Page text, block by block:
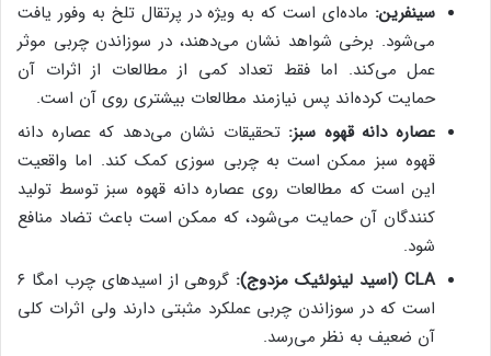
سینفرین: ماده‌ای است که به ویژه در پرتقال تلخ به وفور یافت
می‌شود. برخی شواهد نشان می‌دهند، در سوزاندن چربی موثر
عمل می‌کند. اما فقط تعداد کمی‌ از مطالعات از اثرات آن
حمایت کرده‌اند پس نیازمند مطالعات بیشتری روی آن است.
عصاره دانه قهوه سبز: تحقیقات نشان می‌دهد که عصاره دانه
قهوه سبز ممکن است به چربی سوزی کمک کند. اما واقعیت
این است که مطالعات روی عصاره دانه قهوه سبز توسط تولید
کنندگان آن حمایت می‌شود، که ممکن است باعث تضاد منافع
شود.
CLA (اسید لینولئیک مزدوج):
گروهی از اسیدهای چرب امگا ۶
است که در سوزاندن چربی عملکرد مثبتی دارند ولی اثرات کلی
آن ضعیف به نظر می‌رسد.